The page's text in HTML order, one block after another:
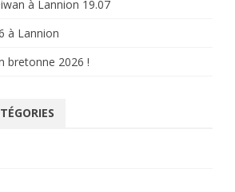
à Lannion 19.07
à Lannion
bretonne 2026 !